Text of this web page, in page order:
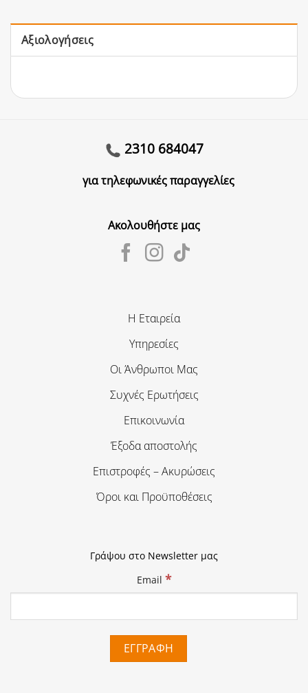
Αξιολογήσεις
2310 684047
για τηλεφωνικές παραγγελίες
Ακολουθήστε μας
Η Εταιρεία
Υπηρεσίες
Οι Άνθρωποι Μας
Συχνές Ερωτήσεις
Επικοινωνία
Έξοδα αποστολής
Επιστροφές – Ακυρώσεις
Όροι και Προϋποθέσεις
Γράψου στο Newsletter μας
Email *